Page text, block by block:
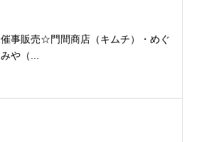
催事販売☆門間商店（キムチ）・めぐ
みや（...